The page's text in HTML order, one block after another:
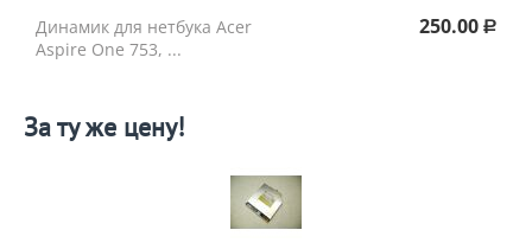
Динамик для нетбука Acer
Aspire One 753, ...
250.00 Р
За ту же цену!